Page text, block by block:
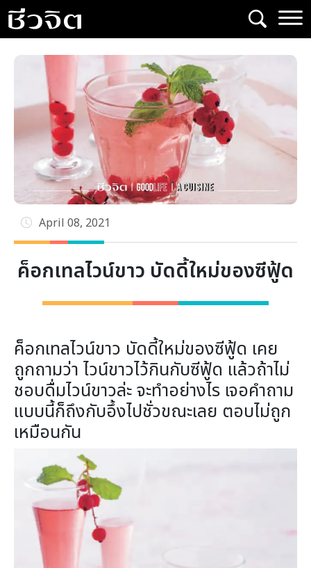
Skip
to
content
April 08, 2021
ค็อกเทลไวน์ขาว บัดดี้ใหม่ของซีฟู้ด
ค็อกเทลไวน์ขาว บัดดี้ใหม่ของซีฟู้ด เคย
ถูกถามว่า ไวน์ขาวไว้กินกับซีฟู้ด แล้วถ้าไม่
ชอบดื่มไวน์ขาวล่ะ จะทำอย่างไร เจอคำถาม
แบบนี้ก็ถึงกับอึ้งไปชั่วขณะเลย ตอบไม่ถูก
เหมือนกัน